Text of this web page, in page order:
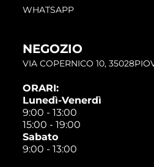
WHATSAPP
NEGOZIO
VIA COPERNICO 10,
ORARI:
Lunedì-Venerdì
9:00 - 13:00
15:00 - 19:00
Sabato
9:00 - 13:00